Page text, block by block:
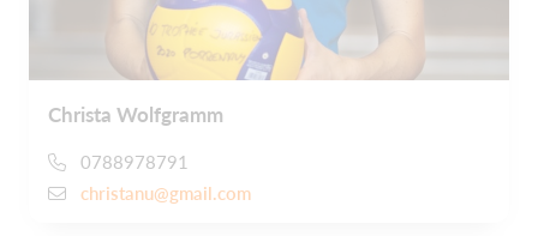
Christa Wolfgramm
0788978791
christanu@gmail.com